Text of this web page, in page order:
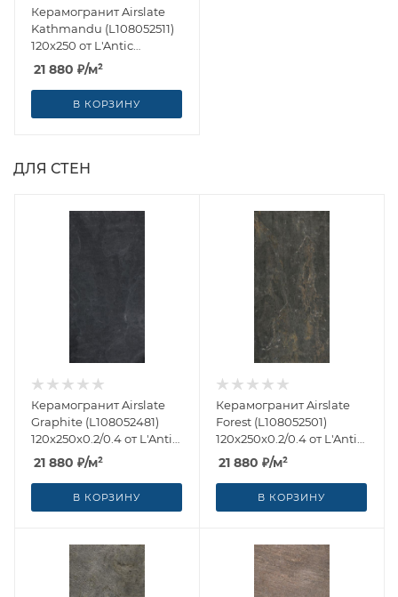
Керамогранит Airslate
Kathmandu (L108052511)
120x250 от L'Antic
Colonial (Испания)
21 880 ₽/м²
В КОРЗИНУ
ДЛЯ СТЕН
Керамогранит Airslate
Graphite (L108052481)
120x250x0.2/0.4 от L'Antic
Colonial (Испания)
21 880 ₽/м²
В КОРЗИНУ
Керамогранит Airslate
Forest (L108052501)
120x250x0.2/0.4 от L'Antic
Colonial (Испания)
21 880 ₽/м²
В КОРЗИНУ